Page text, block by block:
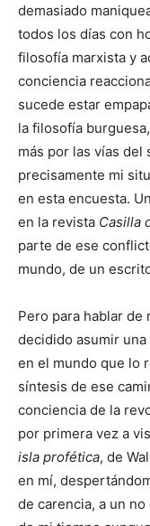
demasiado
todos los días con
filosofía marxista y
conciencia
sucede estar
la filosofía
más por las vías del
precisamente mi
en esta encuesta.
en la revista Casilla
parte de ese
mundo, de un
Pero para hablar
decidido asumir
en el mundo que lo
síntesis de ese
conciencia de la
por primera vez a
isla profética, de
en mí,
de carencia, a un